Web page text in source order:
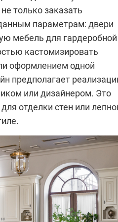
только заказать
параметрам: двери
мебель для гардеробной
кастомизировать
оформлением одной
предполагает
или дизайнером. Это
отделки стен или